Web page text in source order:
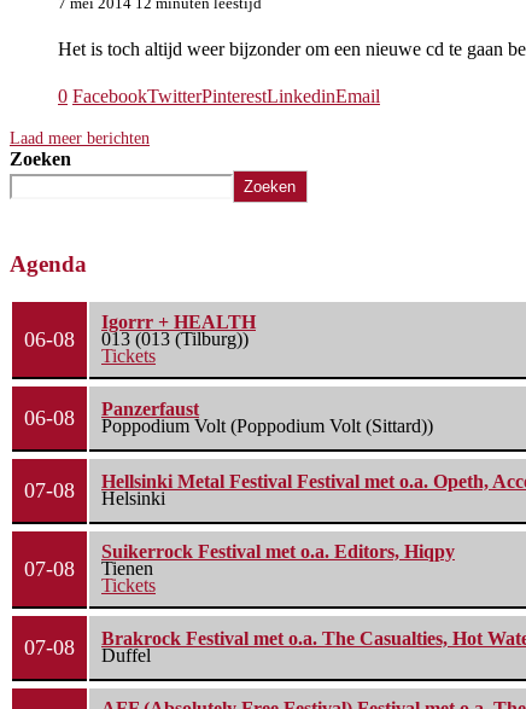
Het is toch altijd weer bijzonder om een nieuwe cd te gaan
0 FacebookTwitterPinterestLinkedinEmail
Laad meer berichten
Zoeken
Zoeken
Agenda
06-08
Igorrr + HEALTH
013 (013 (Tilburg))
Tickets
06-08
Panzerfaust
Poppodium Volt (Poppodium Volt (Sittard))
07-08
Hellsinki Metal Festival Festival met o.a. Opeth,
Helsinki
07-08
Suikerrock Festival met o.a. Editors, Hiqpy
Tienen
Tickets
07-08
Brakrock Festival met o.a. The Casualties, Hot
Duffel